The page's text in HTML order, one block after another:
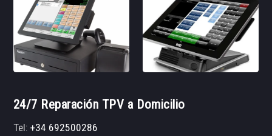
24/7 Reparación TPV a Domicilio
Tel:+34 692500286